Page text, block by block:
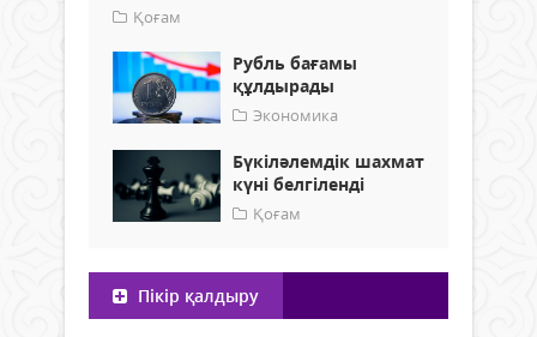
Қоғам
Рубль бағамы
құлдырады
Экономика
Бүкіләлемдік шахмат
күні белгіленді
Қоғам
Пікір қалдыру